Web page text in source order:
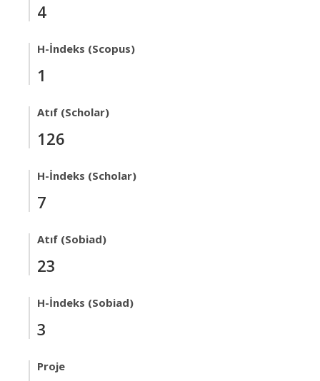
4
H-İndeks (Scopus)
1
Atıf (Scholar)
126
H-İndeks (Scholar)
7
Atıf (Sobiad)
23
H-İndeks (Sobiad)
3
Proje